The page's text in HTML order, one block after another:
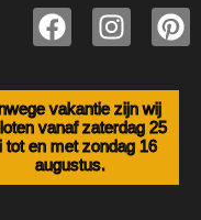
F
a
e
b
o
o
I
n
t
a
g
r
P
i
t
e
vakantie zijn wij
vanaf zaterdag 25
tot en met zondag 16
augustus.